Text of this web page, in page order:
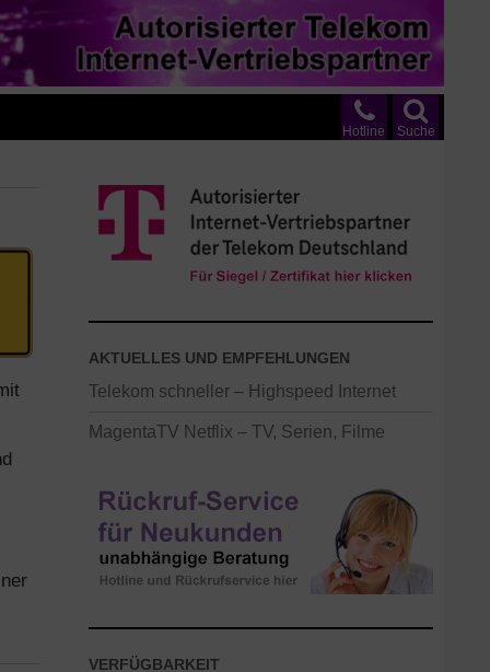
Suche
Hotline
AKTUELLES UND EMPFEHLUNGEN
Telekom schneller – Highspeed Internet
MagentaTV Netflix – TV, Serien, Filme
VERFÜGBARKEIT